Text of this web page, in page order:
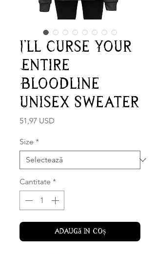
I'll Curse Your
Entire
Bloodline
Unisex Sweater
51,97 USD
Size *
Cantitate *
Adaugă în coș